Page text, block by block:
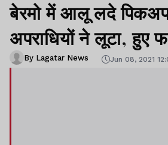
बेरमो में आलू लदे
अपराधियों ने लूटा, हुए
By Lagatar News Jun 08, 2021